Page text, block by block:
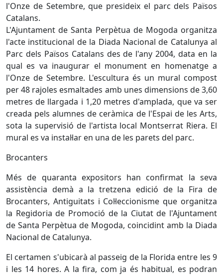
l'Onze de Setembre, que presideix el parc dels Països
Catalans.
L'Ajuntament de Santa Perpètua de Mogoda organitza
l'acte institucional de la Diada Nacional de Catalunya al
Parc dels Països Catalans des de l'any 2004, data en la
qual es va inaugurar el monument en homenatge a
l'Onze de Setembre. L'escultura és un mural compost
per 48 rajoles esmaltades amb unes dimensions de 3,60
metres de llargada i 1,20 metres d'amplada, que va ser
creada pels alumnes de ceràmica de l'Espai de les Arts,
sota la supervisió de l'artista local Montserrat Riera. El
mural es va instal·lar en una de les parets del parc.
Brocanters
Més de quaranta expositors han confirmat la seva
assistència demà a la tretzena edició de la Fira de
Brocanters, Antiguitats i Col·leccionisme que organitza
la Regidoria de Promoció de la Ciutat de l'Ajuntament
de Santa Perpètua de Mogoda, coincidint amb la Diada
Nacional de Catalunya.
El certamen s'ubicarà al passeig de la Florida entre les 9
i les 14 hores. A la fira, com ja és habitual, es podran